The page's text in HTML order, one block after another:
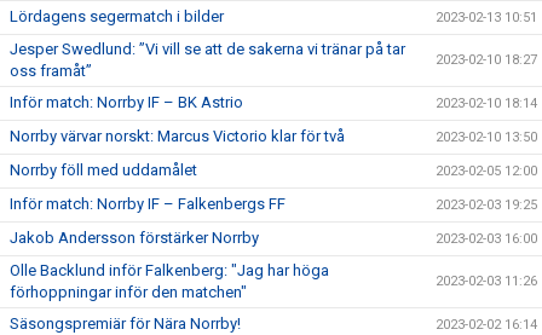
Lördagens segermatch i bilder 2023-02-13 10:51
Jesper Swedlund: ”Vi vill se att de sakerna vi tränar på tar
oss framåt”
2023-02-10 18:27
Inför match: Norrby IF – BK Astrio 2023-02-10 18:14
Norrby värvar norskt: Marcus Victorio klar för två 2023-02-10 13:50
Norrby föll med uddamålet 2023-02-05 12:00
Inför match: Norrby IF – Falkenbergs FF 2023-02-03 19:25
Jakob Andersson förstärker Norrby 2023-02-03 16:00
Olle Backlund inför Falkenberg: "Jag har höga
förhoppningar inför den matchen"
2023-02-03 11:26
Säsongspremiär för Nära Norrby! 2023-02-02 16:14